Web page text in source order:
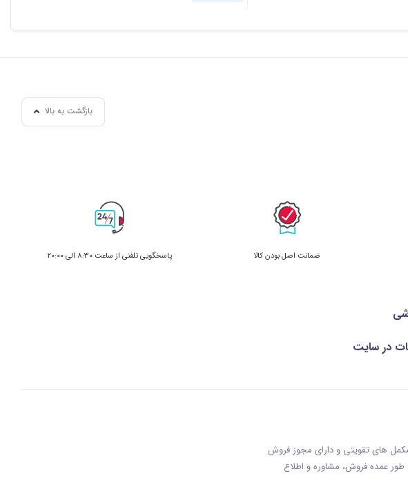
بازگشت به بالا
ضمانت اصل بودن کالا پاسخگویی تلفنی از ساعت 8:30 الی 20:00
در سایت
مکمل های تقویتی و دارای مجوز فروش
محوری ما به طور عمده فروش، مشاوره و اطلاع